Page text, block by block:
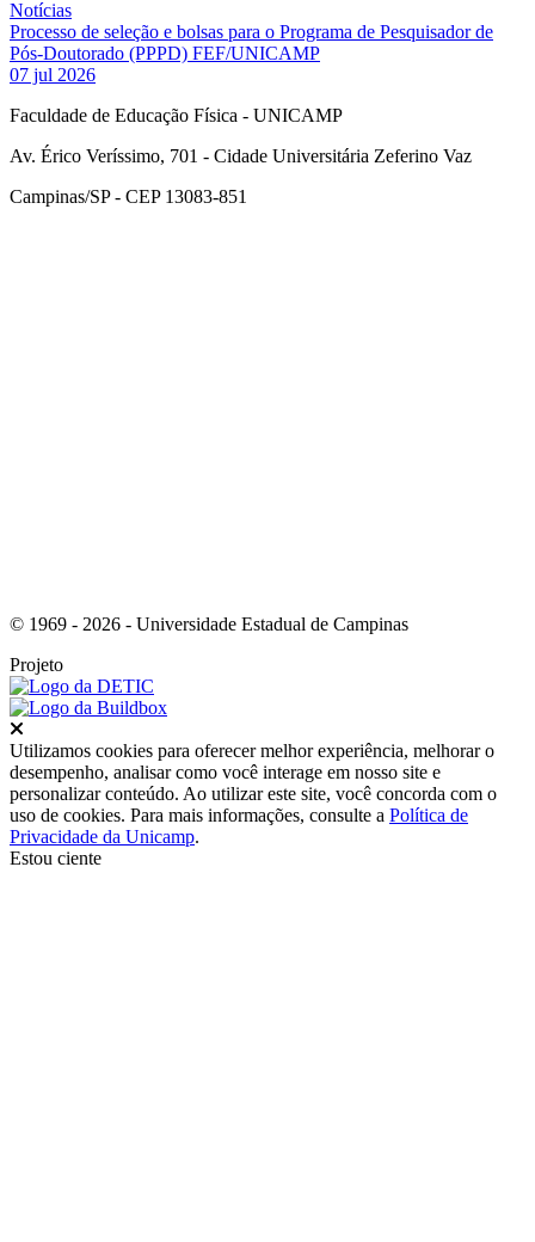
Notícias
Processo de seleção e bolsas para o Programa de Pesquisador de
Pós-Doutorado (PPPD) FEF/UNICAMP
07 jul 2026
Faculdade de Educação Física - UNICAMP
Av. Érico Veríssimo, 701 - Cidade Universitária Zeferino Vaz
Campinas/SP - CEP 13083-851
© 1969 - 2026 - Universidade Estadual de Campinas
Projeto
Utilizamos cookies para oferecer melhor experiência, melhorar o
desempenho, analisar como você interage em nosso site e
personalizar conteúdo. Ao utilizar este site, você concorda com o
uso de cookies. Para mais informações, consulte a Política de
Privacidade da Unicamp.
Estou ciente